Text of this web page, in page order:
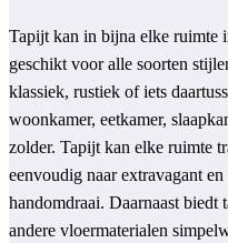
Tapijt kan in bijna elke ruimte
geschikt voor alle soorten
klassiek, rustiek of iets
woonkamer, eetkamer,
zolder. Tapijt kan elke ruimte
eenvoudig naar extravagant
handomdraai. Daarnaast biedt
andere vloermaterialen